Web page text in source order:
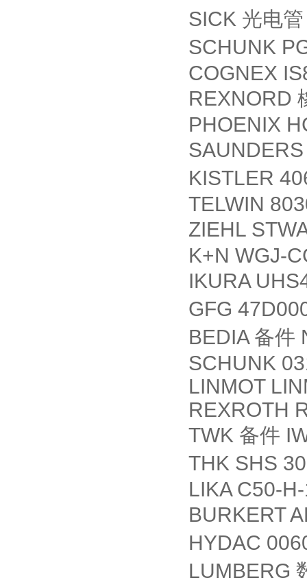
SICK 光电管
SCHUNK
COGNEX
REXNORD
PHOENIX
KISTLER
TELWIN
ZIEHL
K+N WGJ-
IKURA
GFG
BEDIA 备件
SCHUNK
LINMOT
REXROTH
TWK 备件
THK SHS
LIKA C50-
BURKERT
HYDAC
LUMBERG